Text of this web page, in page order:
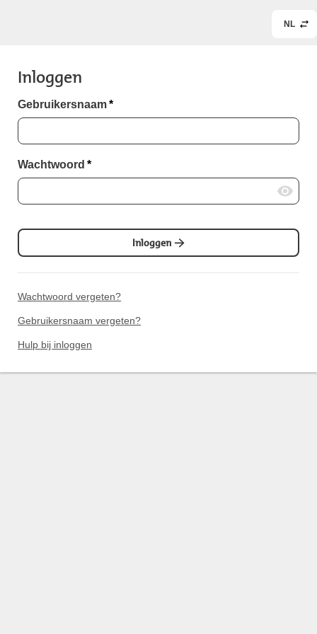
NL
Inloggen
Gebruikersnaam*
Wachtwoord *
Inloggen
Wachtwoord vergeten?
Gebruikersnaam vergeten?
Hulp bij inloggen